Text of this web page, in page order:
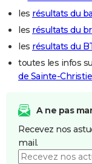
les résultats du
les résultats du
les résultats du
toutes les infos
de Sainte-
A ne pas
Recevez nos
mail.